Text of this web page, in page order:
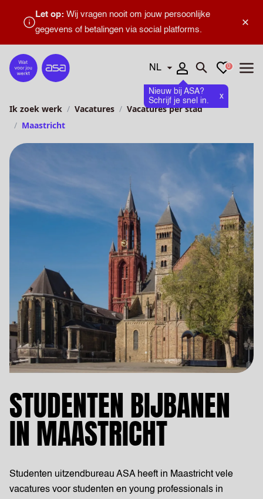
×
Let op: Wij vragen nooit om jouw persoonlijke
gegevens of betalingen via social platforms.
Home
Talen
Nieuw bij ASA?
Schrijf je snel in.
x
Zoeken openen
Favorieten
0
Ik zoek werk Vacatures
Vacatures per stad
Maastricht
STUDENTEN BIJBANEN
IN MAASTRICHT
Studenten uitzendbureau ASA heeft in Maastricht vele
vacatures voor studenten en young professionals in